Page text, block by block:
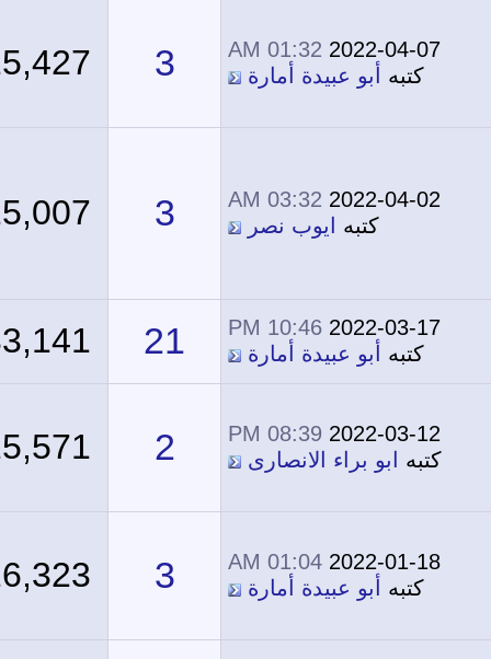
2022-04-07
01:32 AM
كتبهأبو عبيدة أمارة 15,427
2022-04-02
03:32 AM
كتبهايوب نصر 15,007
2022-03-17
10:46 PM
كتبهأبو عبيدة أمارة 21
33,141
2022-03-12
08:39 PM
كتبهابو براء الانصارى 15,571
2022-01-18
01:04 AM
كتبهأبو عبيدة أمارة 16,323